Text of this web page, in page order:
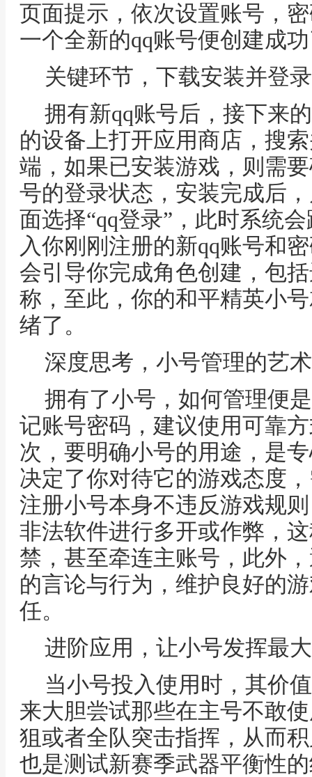
页面提示，依次设置账号，
一个全新的qq账号便创建成
关键环节，下载安装并登
拥有新qq账号后，接下来
的设备上打开应用商店，搜
端，如果已安装游戏，则需
号的登录状态，安装完成后
面选择“qq登录”，此时系统
入你刚刚注册的新qq账号和
会引导你完成角色创建，包
称，至此，你的和平精英小
绪了。
深度思考，小号管理的艺
拥有了小号，如何管理便
记账号密码，建议使用可靠
次，要明确小号的用途，是
决定了你对待它的游戏态度
注册小号本身不违反游戏规
非法软件进行多开或作弊，
禁，甚至牵连主账号，此外
的言论与行为，维护良好的
任。
进阶应用，让小号发挥最
当小号投入使用时，其价
来大胆尝试那些在主号不敢
狙或者全队突击指挥，从而
也是测试新赛季武器平衡性